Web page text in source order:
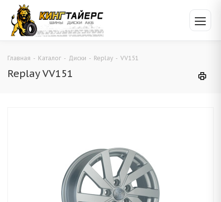
Главная - Каталог - Диски - Replay - VV151
Replay VV151